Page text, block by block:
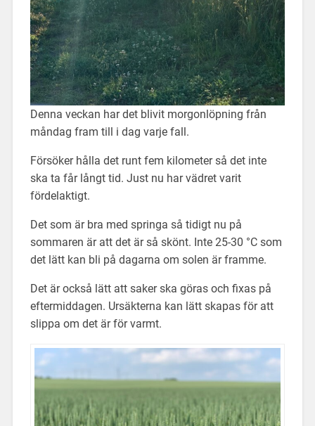
Denna veckan har det blivit morgonlöpning från
måndag fram till i dag varje fall.
Försöker hålla det runt fem kilometer så det inte
ska ta får långt tid. Just nu har vädret varit
fördelaktigt.
Det som är bra med springa så tidigt nu på
sommaren är att det är så skönt. Inte 25-30 °C som
det lätt kan bli på dagarna om solen är framme.
Det är också lätt att saker ska göras och fixas på
eftermiddagen. Ursäkterna kan lätt skapas för att
slippa om det är för varmt.